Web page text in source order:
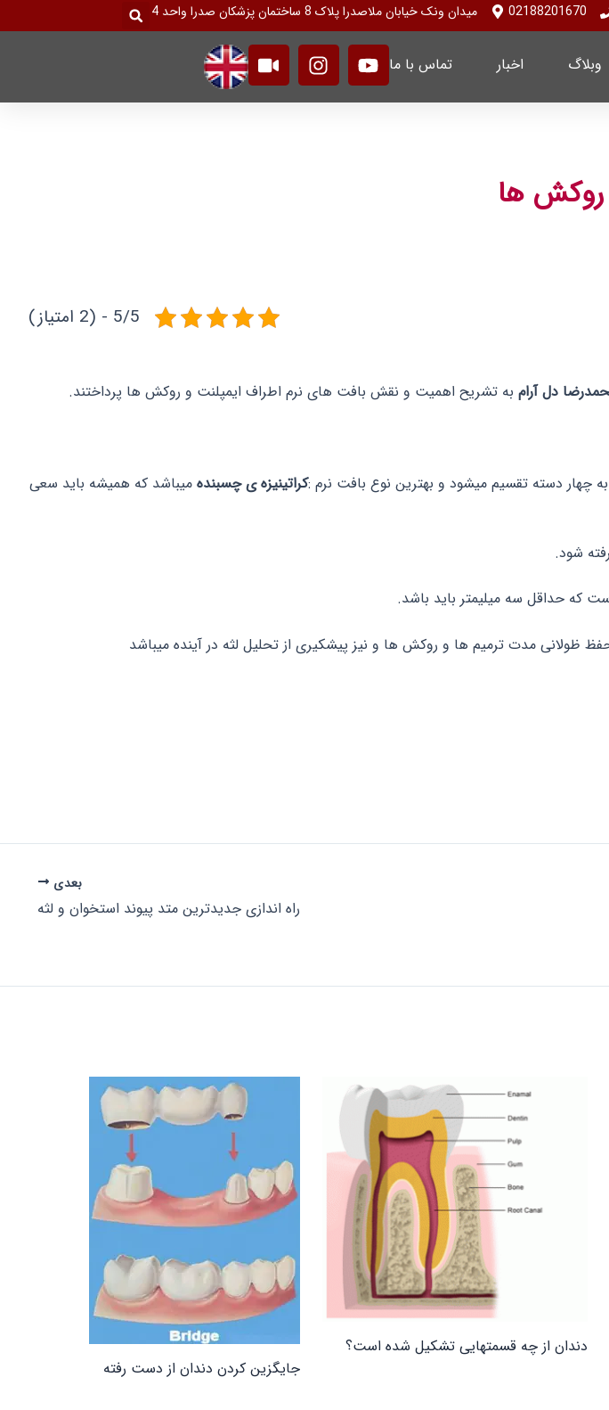
02188201670 میدان ونک خیابان ملاصدرا پلاک 8 ساختمان پزشکان صدرا واحد 4 جستجو
کردن
وبلاگ اخبار تماس با ما Y
o
u
I
n
s
V
i
d
روکش ها
5/5 - (2 امتیاز)
دل آرام به تشریح اهمیت و نقش بافت های نرم اطراف ایمپلنت و روکش ها پرداختند.
چهار دسته تقسیم میشود و بهترین نوع بافت نرم :کراتینیزه ی چسبنده میباشد که همیشه باید سعی
شود.
که حداقل سه میلیمتر باید باشد.
ظولانی مدت ترمیم ها و روکش ها و نیز پیشکیری از تحلیل لثه در آینده میباشد
بعدی
راه اندازی جدیدترین متد پیوند استخوان و لثه
دندان از چه قسمتهایی تشکیل شده است؟
جایگزین کردن دندان از دست رفته